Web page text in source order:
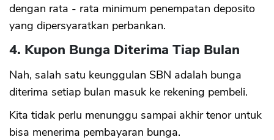
dengan rata - rata minimum penempatan deposito
yang dipersyaratkan perbankan.
4. Kupon Bunga Diterima Tiap Bulan
Nah, salah satu keunggulan SBN adalah bunga
diterima setiap bulan masuk ke rekening pembeli.
Kita tidak perlu menunggu sampai akhir tenor untuk
bisa menerima pembayaran bunga.